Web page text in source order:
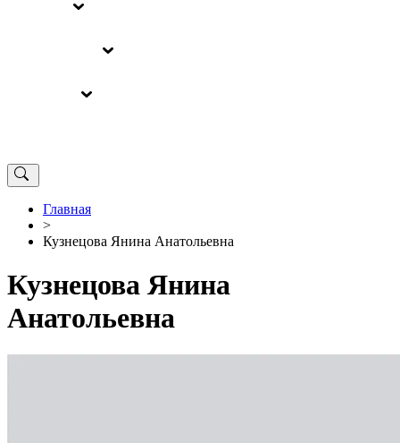
Главная
>
Кузнецова Янина Анатольевна
Кузнецова Янина
Анатольевна